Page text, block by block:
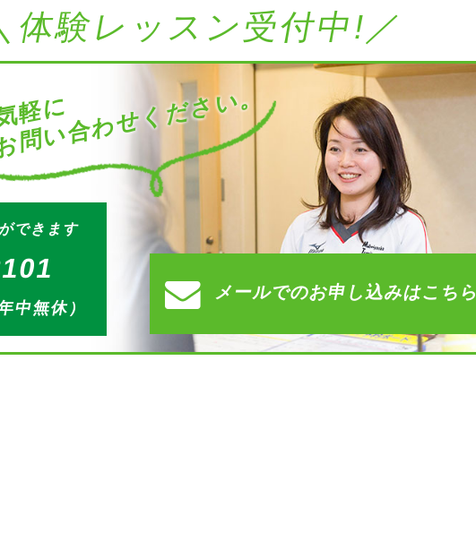
体験レッスン受付中!／
軽に
い合わせください。
できます
無休）
メールでのお申し込みはこちら